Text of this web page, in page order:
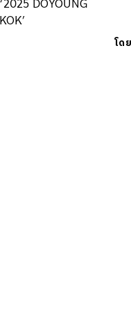
โด